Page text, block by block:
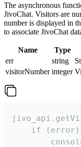
The asynchronous
JivoChat. Visitors are
number is displayed in
to associate JivoChat
Name Type
err
string
visitorNumber integer
if (error)